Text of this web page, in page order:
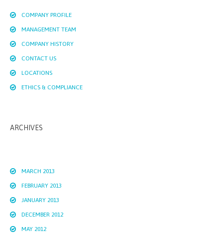
COMPANY PROFILE
MANAGEMENT TEAM
COMPANY HISTORY
CONTACT US
LOCATIONS
ETHICS & COMPLIANCE
ARCHIVES
MARCH 2013
FEBRUARY 2013
JANUARY 2013
DECEMBER 2012
MAY 2012